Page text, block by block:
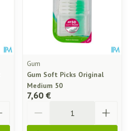
Gum
Gum Soft Picks Original
Medium 50
7,60 €